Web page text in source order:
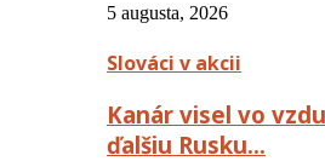
5 augusta, 2026
Slováci v akcii
Kanár visel vo
ďalšiu Rusku…